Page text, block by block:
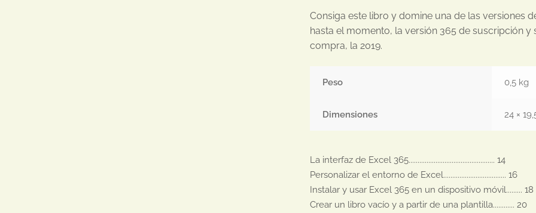
Consiga este libro y domine una de las versiones
hasta el momento, la versión 365 de suscripción
compra, la 2019.
Peso 0,5 kg
Dimensiones 24 ×
La interfaz de Excel 365................................................ 14
Personalizar el entorno de Excel................................... 16
Instalar y usar Excel 365 en un dispositivo móvil......... 18
Crear un libro vacío y a partir de una plantilla............ 20